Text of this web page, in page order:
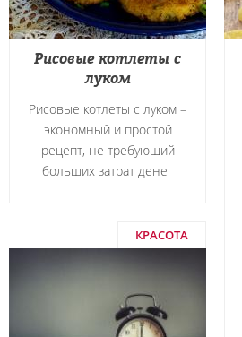
Рисовые котлеты с
луком
Рисовые котлеты с луком –
экономный и простой
рецепт, не требующий
больших затрат денег
КРАСОТА